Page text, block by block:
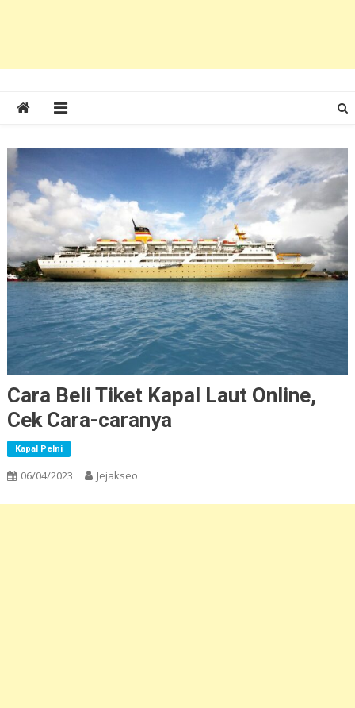
Cara Beli Tiket Kapal Laut Online,
Cek Cara-caranya
Kapal Pelni
06/04/2023 Jejakseo